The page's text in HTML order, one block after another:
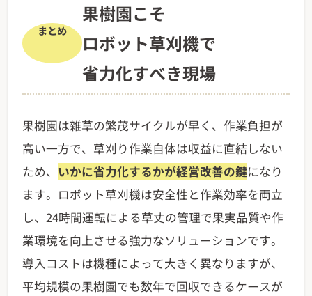
まとめ
果樹園こそ
ロボット草刈機で
省力化すべき現場
果樹園は雑草の繁茂サイクルが早く、作業負担が
高い一方で、草刈り作業自体は収益に直結しない
ため、 いかに省力化するかが経営改善の鍵になり
ます。ロボット草刈機は安全性と作業効率を両立
し、24時間運転による草丈の管理で果実品質や作
業環境を向上させる強力なソリューションです。
導入コストは機種によって大きく異なりますが、
平均規模の果樹園でも数年で回収できるケースが